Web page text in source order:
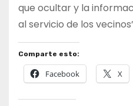
que ocultar y la
al servicio de los
Comparte esto:
Facebook X